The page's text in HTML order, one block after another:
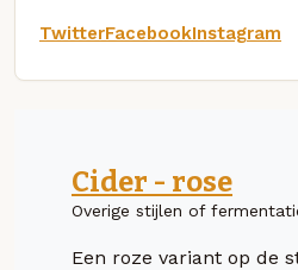
TwitterFacebookInstagram
Cider - rose
Overige stijlen of
Een roze variant op de